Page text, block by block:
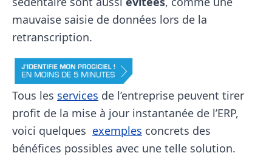
mauvaise saisie de données lors de la
retranscription.
Tous les services de l’entreprise peuvent tirer
profit de la mise à jour instantanée de l’ERP,
voici quelques exemples concrets des
bénéfices possibles avec une telle solution.